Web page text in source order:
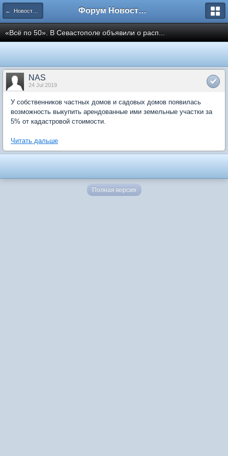
← Новости рынка недвижимости Форум Новостройки
«Всё по 50». В Севастополе объявили о расп...
NAS
24 Jul 2019
У собственников частных домов и садовых домов появилась
возможность выкупить арендованные ими земельные участки за
5% от кадастровой стоимости.
Читать дальше
Полная версия